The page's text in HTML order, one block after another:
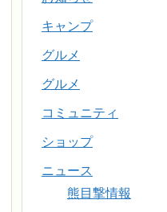
キャンプ
グルメ
グルメ
コミュニティ
ショップ
ニュース
熊目撃情報